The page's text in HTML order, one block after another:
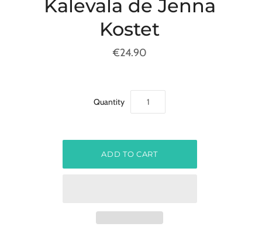
Kalevala de Jenna
Kostet
€24.90
Quantity